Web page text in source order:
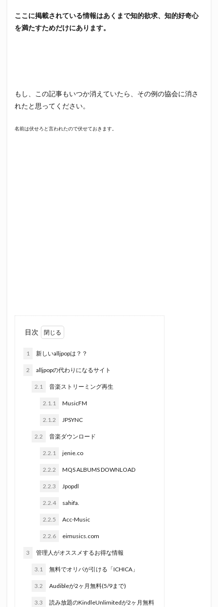
ここに掲載されている情報はあくまで知的欲求、知的好奇心
を満たすためだけにあります。
もし、この記事もいつか消えていたら、その例の協会に消さ
れたと思ってください。
名前は伏せろと言われたので伏せておきます。
目次
1 新しいalljpopは？？
2 alljpopの代わりになるサイト
2.1 音楽ストリーミング再生
2.1.1 MusicFM
2.1.2 JPSYNC
2.2 音楽ダウンロード
2.2.1 jenie.co
2.2.2 MQS ALBUMS DOWNLOAD
2.2.3 Jpopdl
2.2.4 sahifa.
2.2.5 Acc-Music
2.2.6 eimusics.com
3 管理人がオススメするお得な情報
3.1 無料でオリパが引ける「ICHICA」
3.2 Audibleが2ヶ月無料(5/9まで)
3.3 読み放題のKindleUnlimitedが2ヶ月無料